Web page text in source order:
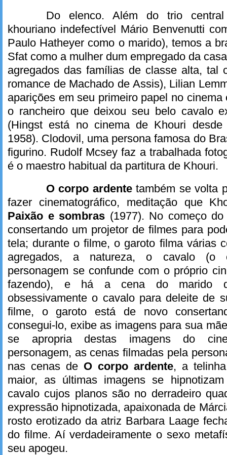
Do elenco. Além do trio
khouriano indefectível Mário Benvenutti
Paulo Hatheyer como o marido), temos a
Sfat como a mulher dum empregado da
agregados das famílias de classe alta, tal
romance de Machado de Assis), Lilian
aparições em seu primeiro papel no
o rancheiro que deixou seu belo cavalo
(Hingst está no cinema de Khouri
1958). Clodovil, uma persona famosa do
figurino. Rudolf Mcsey faz a trabalhada
é o maestro habitual da partitura de Khouri.
O corpo ardentetambém se volta
fazer cinematográfico, meditação que
Paixão e sombras (1977). No começo
consertando um projetor de filmes para
tela; durante o filme, o garoto filma várias
agregados, a natureza, o cavalo (o
personagem se confunde com o próprio
fazendo), e há a cena do marido
obsessivamente o cavalo para deleite de
filme, o garoto está de novo
consegui-lo, exibe as imagens para sua
se apropria destas imagens do
personagem, as cenas filmadas pela
nas cenas de O corpo ardente, a
maior, as últimas imagens se
cavalo cujos planos são no derradeiro
expressão hipnotizada, apaixonada de
rosto erotizado da atriz Barbara Laage
do filme. Aí verdadeiramente o sexo
seu apogeu.